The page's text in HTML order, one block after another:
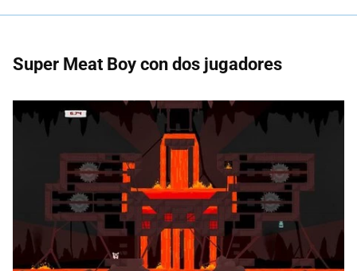
Super Meat Boy con dos jugadores